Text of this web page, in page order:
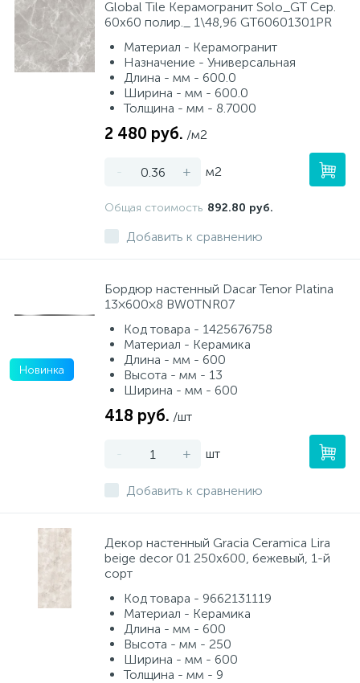
Global Tile Керамогранит Solo_GT Сер.
60x60 полир._ 1\48,96 GT60601301PR
Материал - Керамогранит
Назначение - Универсальная
Длина - мм - 600.0
Ширина - мм - 600.0
Толщина - мм - 8.7000
2 480 руб. /м2
- + м2
Общая стоимость 892.80 руб.
Добавить к сравнению
Новинка
Бордюр настенный Dacar Tenor Platina
13×600×8 BW0TNR07
Код товара - 1425676758
Материал - Керамика
Длина - мм - 600
Высота - мм - 13
Ширина - мм - 600
418 руб. /шт
- + шт
Добавить к сравнению
Декор настенный Gracia Ceramica Lira
beige decor 01 250x600, бежевый, 1-й
сорт
Код товара - 9662131119
Материал - Керамика
Длина - мм - 600
Высота - мм - 250
Ширина - мм - 600
Толщина - мм - 9